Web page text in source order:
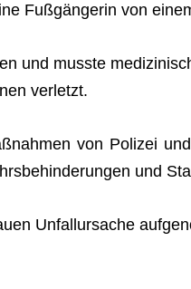
Fuß­gän­ge­rin von
und musste
verletzt.
von Poli­zei
und
Unfall­ur­sa­che